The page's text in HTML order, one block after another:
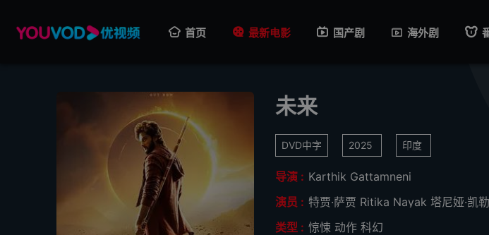
首页 最新电影 国产剧 海外剧
未来
DVD中字 2025 印度
导演 : Karthik Gattamneni
演员 : 特贾·萨贾 Ritika Nayak 塔尼娅·凯勒
类型 : 惊悚 动作 科幻